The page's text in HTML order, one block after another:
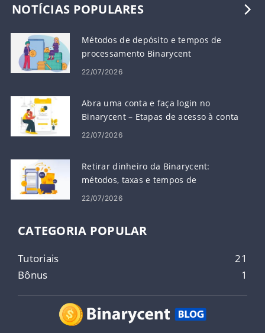
NOTÍCIAS POPULARES
Métodos de depósito e tempos de
processamento Binarycent
22/07/2026
Abra uma conta e faça login no
Binarycent – ​​Etapas de acesso à conta
22/07/2026
Retirar dinheiro da Binarycent:
métodos, taxas e tempos de
processamento
22/07/2026
CATEGORIA POPULAR
Tutoriais
21
Bônus
1